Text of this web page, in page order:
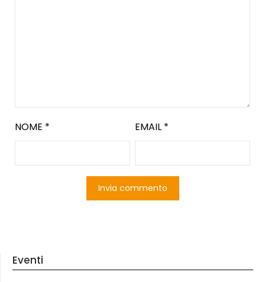
NOME * EMAIL *
Eventi